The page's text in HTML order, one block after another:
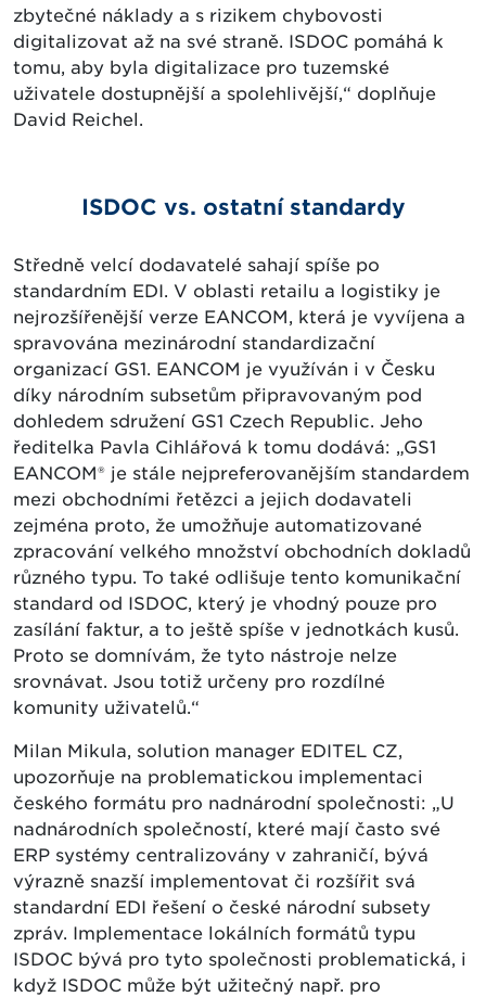
zbytečné náklady a s rizikem chybovosti
digitalizovat až na své straně. ISDOC pomáhá k
tomu, aby byla digitalizace pro tuzemské
uživatele dostupnější a spolehlivější,“ doplňuje
David Reichel.
ISDOC vs. ostatní standardy
Středně velcí dodavatelé sahají spíše po
standardním EDI. V oblasti retailu a logistiky je
nejrozšířenější verze EANCOM, která je vyvíjena a
spravována mezinárodní standardizační
organizací GS1. EANCOM je využíván i v Česku
díky národním subsetům připravovaným pod
dohledem sdružení GS1 Czech Republic. Jeho
ředitelka Pavla Cihlářová k tomu dodává: „GS1
EANCOM® je stále nejpreferovanějším standardem
mezi obchodními řetězci a jejich dodavateli
zejména proto, že umožňuje automatizované
zpracování velkého množství obchodních dokladů
různého typu. To také odlišuje tento komunikační
standard od ISDOC, který je vhodný pouze pro
zasílání faktur, a to ještě spíše v jednotkách kusů.
Proto se domnívám, že tyto nástroje nelze
srovnávat. Jsou totiž určeny pro rozdílné
komunity uživatelů.“
Milan Mikula, solution manager EDITEL CZ,
upozorňuje na problematickou implementaci
českého formátu pro nadnárodní společnosti: „U
nadnárodních společností, které mají často své
ERP systémy centralizovány v zahraničí, bývá
výrazně snazší implementovat či rozšířit svá
standardní EDI řešení o české národní subsety
zpráv. Implementace lokálních formátů typu
ISDOC bývá pro tyto společnosti problematická, i
když ISDOC může být užitečný např. pro